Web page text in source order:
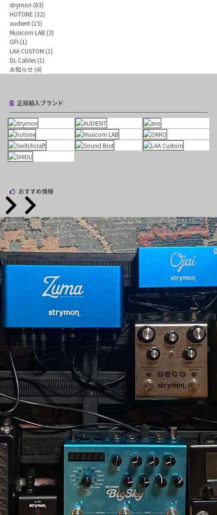
strymon (83)
HOTONE (32)
audient (15)
Musicom LAB (3)
GFI (1)
LAA CUSTOM (1)
DL Cables (1)
お知らせ (4)
正規輸入ブランド
おすすめ情報